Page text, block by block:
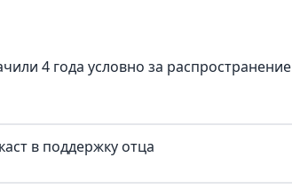
4 года условно за распространение
в поддержку отца